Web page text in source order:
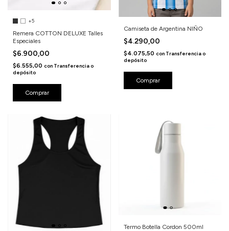
+5
Remera COTTON DELUXE Talles
Especiales
$6.900,00
$6.555,00 con Transferencia o
depósito
Comprar
Camiseta de Argentina NIÑO
$4.290,00
$4.075,50 con Transferencia o
depósito
Comprar
Termo Botella Cordon 500ml